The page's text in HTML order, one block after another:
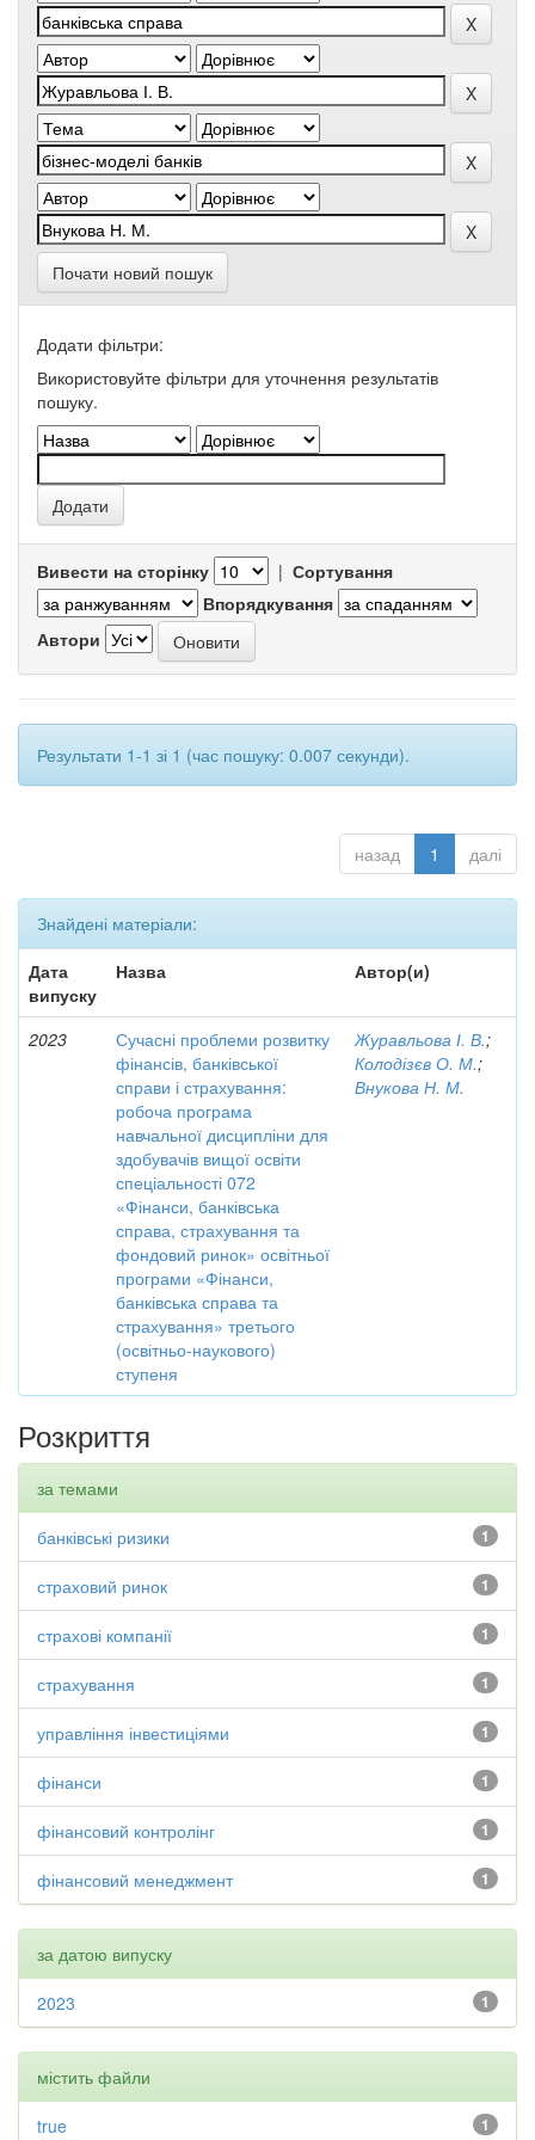
Почати новий пошук
Додати фільтри:
Використовуйте фільтри для уточнення результатів
пошуку.
Вивести на сторінку | Сортування
Впорядкування
Автори
Результати 1-1 зі 1 (час пошуку: 0.007 секунди).
назад 1 далі
Знайдені матеріали:
Дата
випуску
Назва Автор(и)
2023
Сучасні проблеми розвитку
фінансів, банківської
справи і страхування:
робоча програма
навчальної дисципліни для
здобувачів вищої освіти
спеціальності 072
«Фінанси, банківська
справа, страхування та
фондовий ринок» освітньої
програми «Фінанси,
банківська справа та
страхування» третього
(освітньо-наукового)
ступеня
Журавльова І. В.;
Колодізєв О. М.;
Внукова Н. М.
Розкриття
за темами
1
банківські ризики
1
страховий ринок
1
страхові компанії
1
страхування
1
управління інвестиціями
1
фінанси
1
фінансовий контролінг
1
фінансовий менеджмент
за датою випуску
1
2023
містить файли
1
true